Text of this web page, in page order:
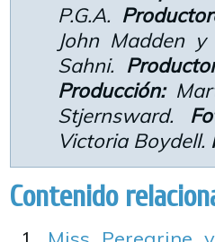
P.G.A.
John Madden y
Sahni.
Producción:
Stjernsward.
Victoria Boydell.
Contenido